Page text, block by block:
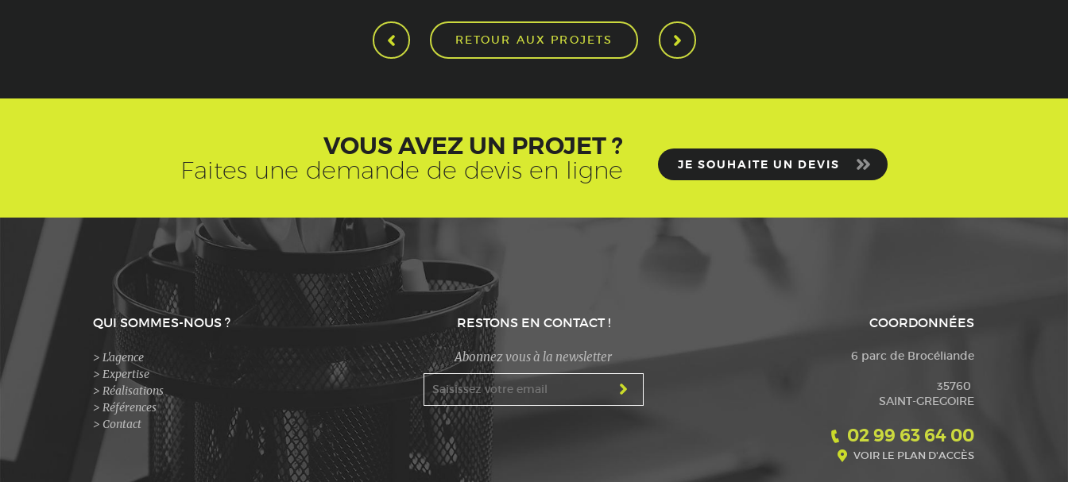
RETOUR AUX PROJETS
VOUS AVEZ UN PROJET ?
Faites une demande de devis en ligne JE SOUHAITE UN DEVIS
QUI SOMMES-NOUS ?
L'agence
Expertise
Réalisations
Références
Contact
RESTONS EN CONTACT !
Abonnez vous à la newsletter
COORDONNÉES
6 parc de Brocéliande
35760
SAINT-GREGOIRE
02 99 63 64 00
VOIR LE PLAN D'ACCÈS